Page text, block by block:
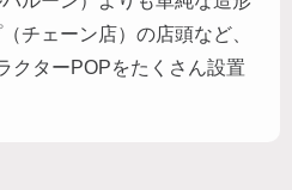
チェーン店）の店頭など、
クターPOPをたくさん設置